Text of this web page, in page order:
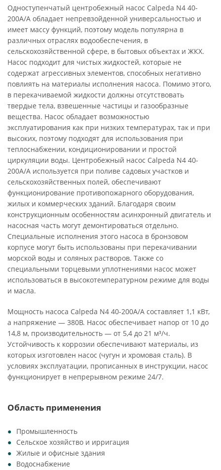
Одноступенчатый центробежный насос Calpeda N4 40-
200A/A обладает непревзойденной универсальностью и
имеет массу функций, поэтому модель популярна в
различных отраслях водообеспечения, в
сельскохозяйственной сфере, в бытовых объектах и ЖКХ.
Насос подходит для чистых жидкостей, которые не
содержат агрессивных элементов, способных негативно
повлиять на материалы исполнения насоса. Помимо этого,
в перекачиваемой жидкости должны отсутствовать
твердые тела, взвешенные частицы и газообразные
вещества. Насос обладает возможностью
эксплуатирования как при низких температурах, так и при
высоких, поэтому подходят для использования при
теплоснабжении, кондиционировании и простой
циркуляции воды. Центробежный насос Calpeda N4 40-
200A/A используется при поливе садовых участков и
сельскохозяйственных полей, обеспечивают
функционирование противопожарного оборудования,
жилых и коммерческих зданий. Благодаря своим
конструкционным особенностям асинхронный двигатель и
насосная часть могут демонтироваться отдельно.
Специальные исполнения этого насоса в бронзовом
корпусе могут быть использованы при перекачивании
морской воды и соляных растворов. Также со
специальными торцевыми уплотнениями насос может
использоваться в высокотемпературном режиме для воды
и масла.
Мощность насоса Calpeda N4 40-200A/A составляет 1,1 кВт,
а напряжение — 380В. Насос обеспечивает напор от 10 до
14,8 м, производительность — от 5,4 до 21 м³/ч.
Устойчивость к коррозии обеспечивают материалы, из
которых изготовлен насос (чугун и хромовая сталь). В
условиях эксплуатации, прописанных в инструкции, насос
функционирует в непрерывном режиме 24/7.
Область применения
Промышленность
Сельское хозяйство и ирригация
Жилые и офисные здания
Водоснабжение